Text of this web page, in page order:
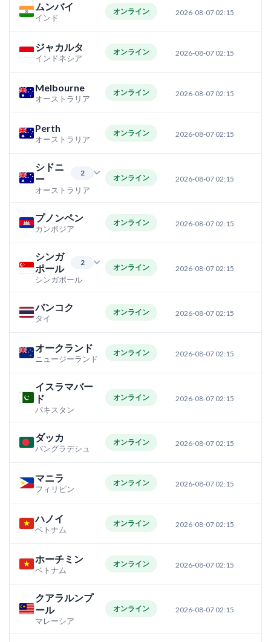
ムンバイ
インド
オンライン 2026-08-07 02:15
ジャカルタ
インドネシア
オンライン 2026-08-07 02:15
Melbourne
オーストラリア
オンライン 2026-08-07 02:15
Perth
オーストラリア
オンライン 2026-08-07 02:15
シドニ
ー
2
オーストラリア
オンライン 2026-08-07 02:15
プノンペン
カンボジア
オンライン 2026-08-07 02:15
シンガ
ポール
2
シンガポール
オンライン 2026-08-07 02:15
バンコク
タイ
オンライン 2026-08-07 02:15
オークランド
ニュージーランド
オンライン 2026-08-07 02:15
イスラマバー
ド
パキスタン
オンライン 2026-08-07 02:15
ダッカ
バングラデシュ
オンライン 2026-08-07 02:15
マニラ
フィリピン
オンライン 2026-08-07 02:15
ハノイ
ベトナム
オンライン 2026-08-07 02:15
ホーチミン
ベトナム
オンライン 2026-08-07 02:15
クアラルンプ
ール
マレーシア
オンライン 2026-08-07 02:15